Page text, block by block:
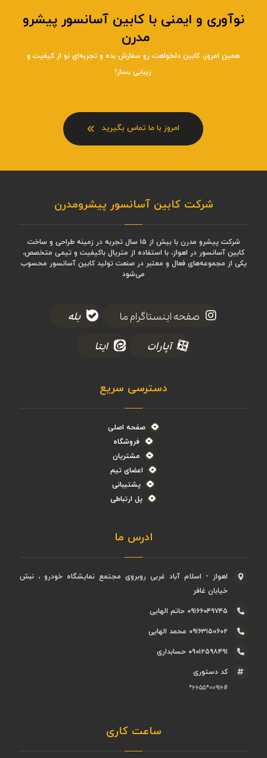
نوآوری و ایمنی با کابین آسانسور پیشرو
مدرن
همین امروز، کابین دلخواهت رو سفارش بده و تجربه‌ای نو از کیفیت و
زیبایی بساز!
امروز با ما تماس بگیرید
شرکت کابین آسانسور پیشرومدرن
شرکت پیشرو مدرن با بیش از ۱۵ سال تجربه در زمینه طراحی و ساخت
کابین آسانسور در اهواز، با استفاده از متریال باکیفیت و تیمی متخصص،
یکی از مجموعه‌های فعال و معتبر در صنعت تولید کابین آسانسور محسوب
می‌شود
صفحه اینستاگرام ما بله
آپارات ایتا
دسترسی سریع
صفحه اصلی
فروشگاه
مشتریان
اعضای تیم
پشتیبانی
پل ارتباطی
ادرس ما
اهواز - اسلام آباد غربی روبروی مجتمع نمایشگاه خودرو ، نبش
خیابان غافر
۰۹۱۶۶۰۴۹۷۴۵ حاتم الهایی
۰۹۱۶۳۱۵۰۶۰۲ محمد الهایی
۰۹۰۱۲۵۹۸۴۹۱ حسابداری
کد دستوری
۰۰۹۱۶#*۶۶۵۵*
ساعت کاری